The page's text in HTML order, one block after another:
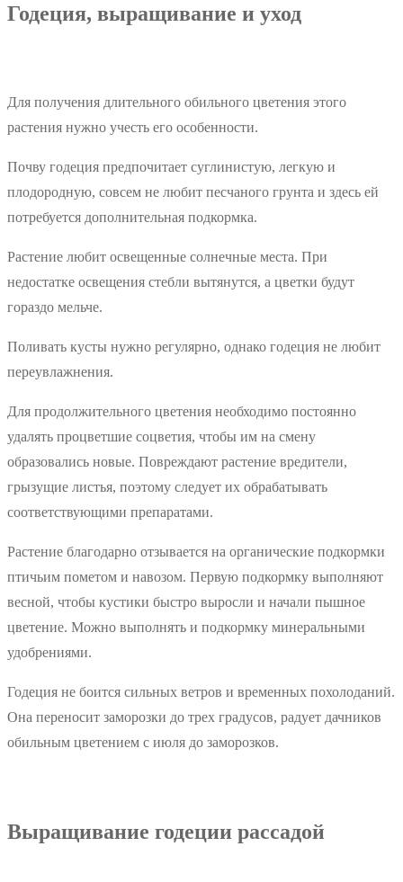
Годеция, выращивание и уход
Для получения длительного обильного цветения этого
растения нужно учесть его особенности.
Почву годеция предпочитает суглинистую, легкую и
плодородную, совсем не любит песчаного грунта и здесь ей
потребуется дополнительная подкормка.
Растение любит освещенные солнечные места. При
недостатке освещения стебли вытянутся, а цветки будут
гораздо мельче.
Поливать кусты нужно регулярно, однако годеция не любит
переувлажнения.
Для продолжительного цветения необходимо постоянно
удалять процветшие соцветия, чтобы им на смену
образовались новые. Повреждают растение вредители,
грызущие листья, поэтому следует их обрабатывать
соответствующими препаратами.
Растение благодарно отзывается на органические подкормки
птичьим пометом и навозом. Первую подкормку выполняют
весной, чтобы кустики быстро выросли и начали пышное
цветение. Можно выполнять и подкормку минеральными
удобрениями.
Годеция не боится сильных ветров и временных похолоданий.
Она переносит заморозки до трех градусов, радует дачников
обильным цветением с июля до заморозков.
Выращивание годеции рассадой